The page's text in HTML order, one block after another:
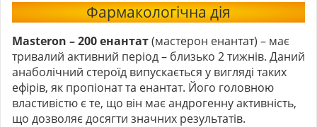
Фармакологічна дія
Masteron – 200 енантат(мастерон енантат) – має
тривалий активний період – близько 2 тижнів. Даний
анаболічний стероїд випускається у вигляді таких
ефірів, як пропіонат та енантат. Його головною
властивістю є те, що він має андрогенну активність,
що дозволяє досягти значних результатів.